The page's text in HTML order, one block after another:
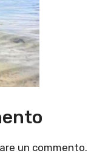
un commento.